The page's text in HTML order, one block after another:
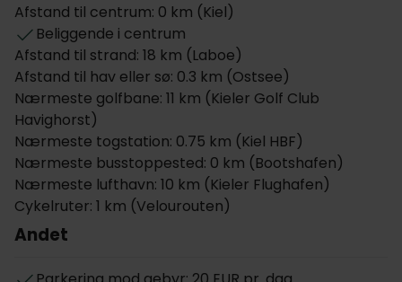
hotellet, gør ankomst og afrejse stressfri. Dagen
startes med en stor morgenmadsbuffet og om
aftenen kan man slappe af i den hyggelige bar.
Public Pub & Bar serverer velsmagende bøffer,
burgere, salater, velskænkede øl, kølige longdrinks
og forfriskende sodavand. Kaffe, vand og te er gratis
i lobbyen under hele opholdet. Gæster, der ønsker
at holde sig aktive, vil sætte pris på
fitnesscentret. Aparthotel Adagio Access Kiel er 100
% røgfrit.
Studiolejligheder på Aparthotel
Afstand til centrum: 0 km (Kiel)
Beliggende i centrum
Afstand til strand: 18 km (Laboe)
Afstand til hav eller sø: 0.3 km (Ostsee)
Nærmeste golfbane: 11 km (Kieler Golf Club
Havighorst)
Nærmeste togstation: 0.75 km (Kiel HBF)
Nærmeste busstoppested: 0 km (Bootshafen)
Nærmeste lufthavn: 10 km (Kieler Flughafen)
Cykelruter: 1 km (Velourouten)
Andet